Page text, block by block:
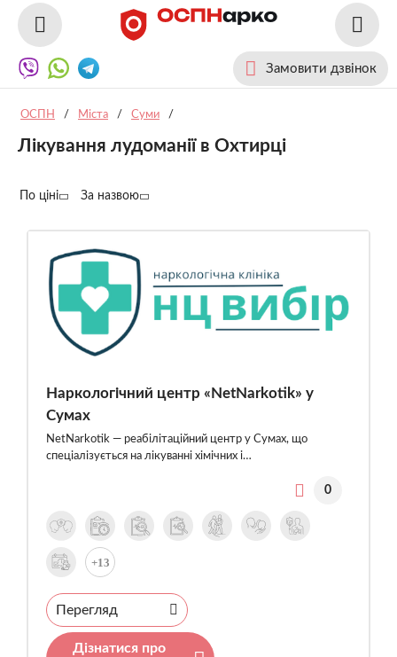
Замовити дзвінок
ОСПН / Міста / Суми /
Лікування лудоманії в Охтирці
По ціні За назвою
Наркологічний центр «NetNarkotik» у
Сумах
NetNarkotik — реабілітаційний центр у Сумах, що
спеціалізується на лікуванні хімічних і…
0
+13
Перегляд
Дізнатися про